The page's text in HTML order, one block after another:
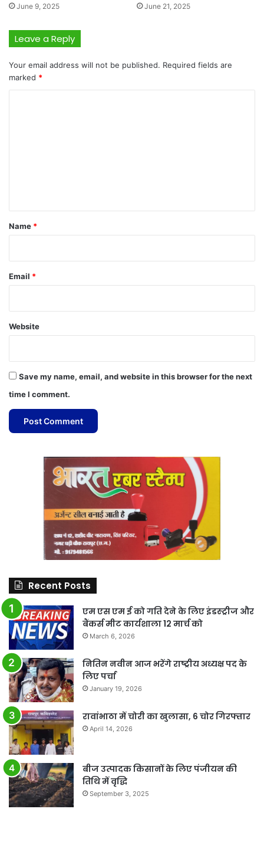
June 9, 2025 June 21, 2025
Leave a Reply
Your email address will not be published. Required fields are
marked *
*
Name *
Email *
Website
Save my name, email, and website in this browser for the next
time I comment.
Recent Posts
एम एस एम ई को गति देने के लिए इंडस्ट्रीज और
बैंकर्स मीट कार्यशाला 12 मार्च को
March 6, 2026
नितिन नवीन आज भरेंगे राष्ट्रीय अध्यक्ष पद के
लिए पर्चा
January 19, 2026
रावांभाठा में चोरी का खुलासा, 6 चोर गिरफ्तार
April 14, 2026
बीज उत्पादक किसानों के लिए पंजीयन की
तिथि में वृद्धि
September 3, 2025